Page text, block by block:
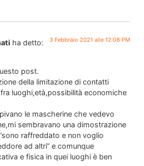
ha detto: 3 Febbraio 2021 alle 12:08 PM
post.
della limitazione di contatti
luoghi,età,possibilità economiche
le mascherine che vedevo
sembravano una dimostrazione
raffreddato e non voglio
ad altri” e comunque
e fisica in quei luoghi è ben